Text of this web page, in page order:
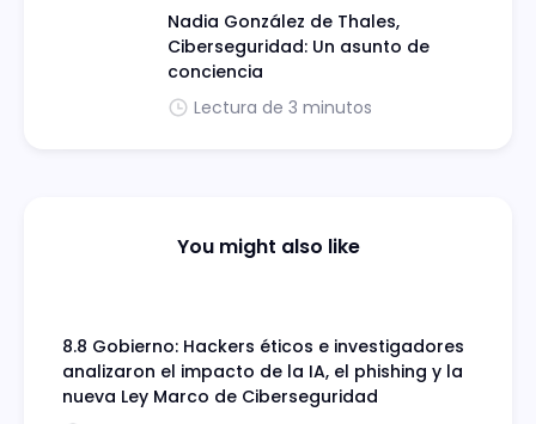
Nadia González de Thales,
Ciberseguridad: Un asunto de
conciencia
Lectura de 3 minutos
You might also like
8.8 Gobierno: Hackers éticos e investigadores
analizaron el impacto de la IA, el phishing y la
nueva Ley Marco de Ciberseguridad